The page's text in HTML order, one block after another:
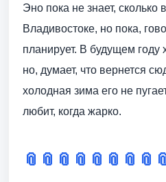
Эно пока не знает, сколько
Владивостоке, но пока,
планирует. В будущем году
но, думает, что вернется
холодная зима его не
любит, когда жарко.
📎 📎 📎 📎 📎 📎 📎 📎